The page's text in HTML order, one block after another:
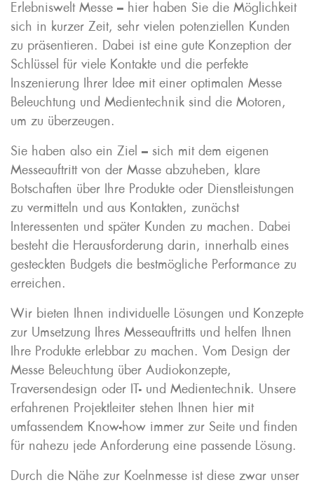
Erlebniswelt Messe – hier haben Sie die Möglichkeit
sich in kurzer Zeit, sehr vielen potenziellen Kunden
zu präsentieren. Dabei ist eine gute Konzeption der
Schlüssel für viele Kontakte und die perfekte
Inszenierung Ihrer Idee mit einer optimalen Messe
Beleuchtung und Medientechnik sind die Motoren,
um zu überzeugen.
Sie haben also ein Ziel – sich mit dem eigenen
Messeauftritt von der Masse abzuheben, klare
Botschaften über Ihre Produkte oder Dienstleistungen
zu vermitteln und aus Kontakten, zunächst
Interessenten und später Kunden zu machen. Dabei
besteht die Herausforderung darin, innerhalb eines
gesteckten Budgets die bestmögliche Performance zu
erreichen.
Wir bieten Ihnen individuelle Lösungen und Konzepte
zur Umsetzung Ihres Messeauftritts und helfen Ihnen
Ihre Produkte erlebbar zu machen. Vom Design der
Messe Beleuchtung über Audiokonzepte,
Traversendesign oder IT- und Medientechnik. Unsere
erfahrenen Projektleiter stehen Ihnen hier mit
umfassendem Know-how immer zur Seite und finden
für nahezu jede Anforderung eine passende Lösung.
Durch die Nähe zur Koelnmesse ist diese zwar unser